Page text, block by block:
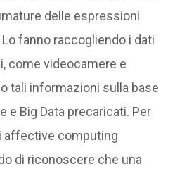
delle espressioni
fanno raccogliendo i dati
come videocamere e
tali informazioni sulla base
e Big Data precaricati. Per
affective computing
di riconoscere che una